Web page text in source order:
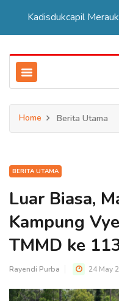
Home Berita Utama
BERITA UTAMA
Luar Biasa,
Kampung
TMMD ke
Rayendi Purba 24 May